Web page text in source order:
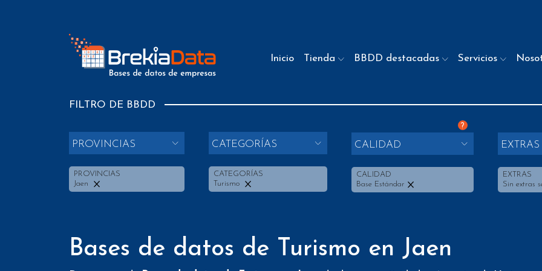
Inicio Tienda BBDD destacadas Servicios
FILTRO DE BBDD
PROVINCIAS
PROVINCIAS
Jaen
CATEGORÍAS
CATEGORÍAS
Turismo
?
CALIDAD
CALIDAD
Base Estándar
EXTRAS
EXTRAS
Sin extras
Bases de datos de Turismo en Jaen